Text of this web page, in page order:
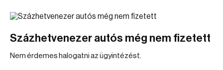
Százhetvenezer autós még nem fizetett
Nem érdemes halogatni az ügyintézést.